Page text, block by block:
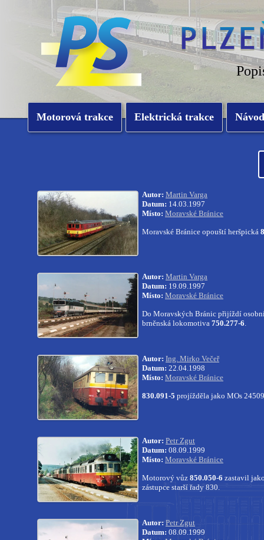
Motorová trakce Elektrická trakce
Autor: Martin Varga
Datum: 14.03.1997
Místo: Moravské Bránice
Moravské Bránice opouští heršpická
Autor: Martin Varga
Datum: 19.09.1997
Místo: Moravské Bránice
Do Moravských Bránic přijíždí
brněnská lokomotiva 750.277-6.
Autor: Ing. Mirko Večeř
Datum: 22.04.1998
Místo: Moravské Bránice
830.091-5 projížděla jako MOs
Autor: Petr Zgut
Datum: 08.09.1999
Místo: Moravské Bránice
Motorový vůz 850.050-6 zastavil
zástupce starší řady 830.
Autor: Petr Zgut
Datum: 08.09.1999